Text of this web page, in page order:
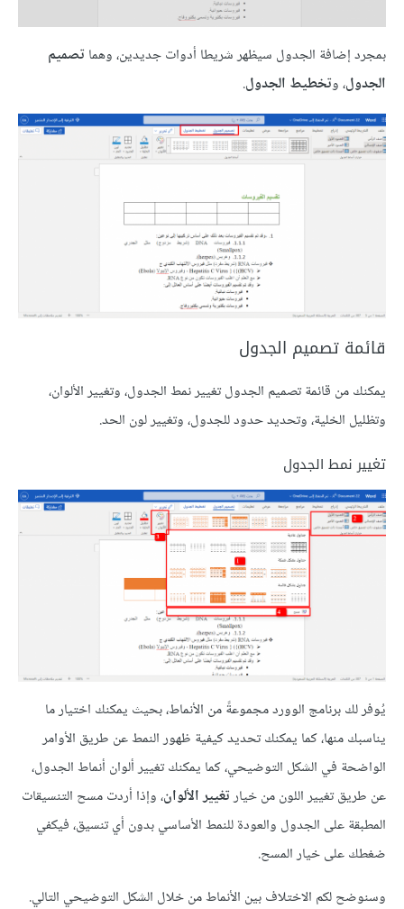
بمجرد إضافة الجدول سيظهر شريطا أدوات جديدين، وهما تصميم
الجدول، وتخطيط الجدول.
قائمة تصميم الجدول
يمكنك من قائمة تصميم الجدول تغيير نمط الجدول، وتغيير الألوان،
وتظليل الخلية، وتحديد حدود للجدول، وتغيير لون الحد.
تغيير نمط الجدول
يُوفر لك برنامج الوورد مجموعةً من الأنماط، بحيث يمكنك اختيار ما
يناسبك منها، كما يمكنك تحديد كيفية ظهور النمط عن طريق الأوامر
الواضحة في الشكل التوضيحي، كما يمكنك تغيير ألوان أنماط الجدول،
عن طريق تغيير اللون من خيارتغيير الألوان، وإذا أردت مسح التنسيقات
المطبقة على الجدول والعودة للنمط الأساسي بدون أي تنسيق، فيكفي
ضغطك على خيار المسح.
وسنوضح لكم الاختلاف بين الأنماط من خلال الشكل التوضيحي التالي.